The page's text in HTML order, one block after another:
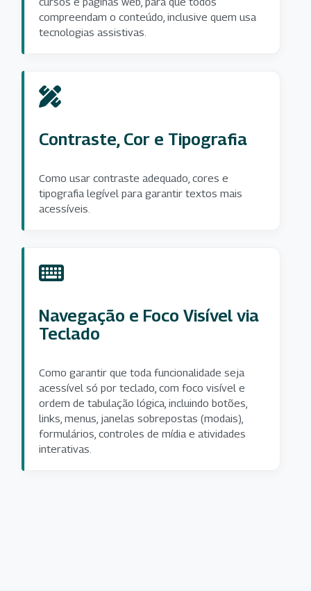
compreendam o conteúdo, inclusive quem usa
tecnologias assistivas.
Contraste, Cor e Tipografia
Como usar contraste adequado, cores e
tipografia legível para garantir textos mais
acessíveis.
Navegação e Foco Visível via
Teclado
Como garantir que toda funcionalidade seja
acessível só por teclado, com foco visível e
ordem de tabulação lógica, incluindo botões,
links, menus, janelas sobrepostas (modais),
formulários, controles de mídia e atividades
interativas.